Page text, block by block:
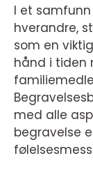
I et
hverandre,
som en
hånd i tiden
med alle
begravelse